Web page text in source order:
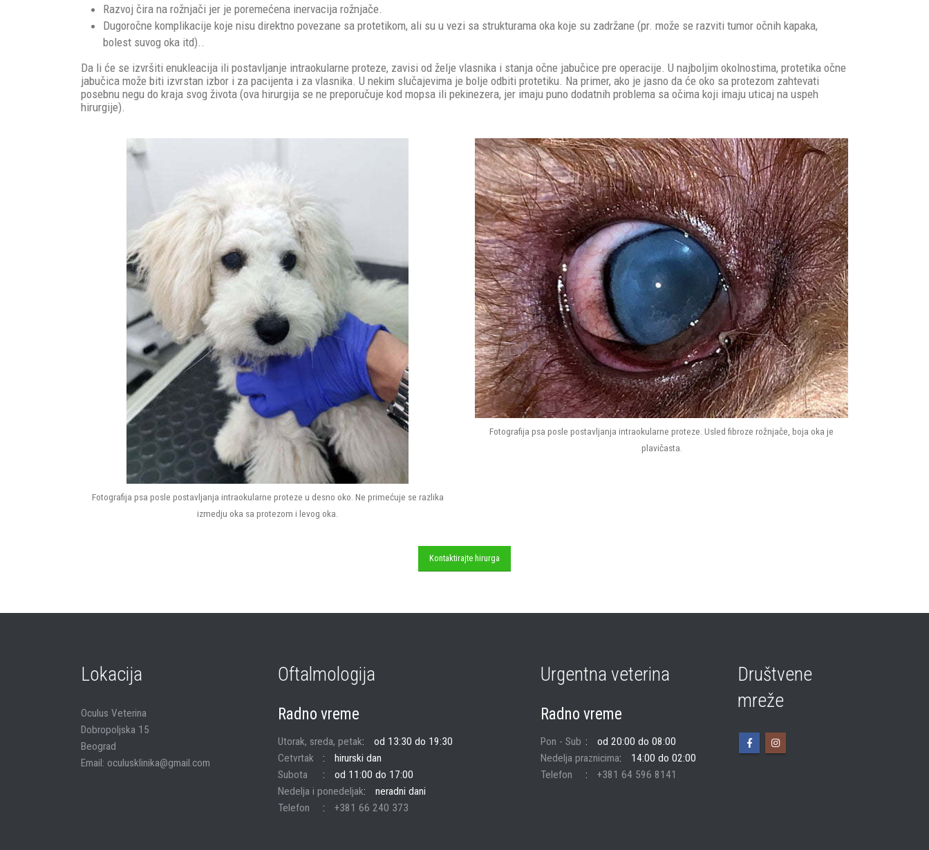
Razvoj čira na rožnjači jer je poremećena inervacija rožnjače.
Dugoročne komplikacije koje nisu direktno povezane sa protetikom, ali su u vezi sa strukturama oka koje su zadržane (pr. može se razviti tumor očnih kapaka,
bolest suvog oka itd)..
Da li će se izvršiti enukleacija ili postavljanje intraokularne proteze, zavisi od želje vlasnika i stanja očne jabučice pre operacije. U najboljim okolnostima, protetika očne
jabučica može biti izvrstan izbor i za pacijenta i za vlasnika. U nekim slučajevima je bolje odbiti protetiku. Na primer, ako je jasno da će oko sa protezom zahtevati
posebnu negu do kraja svog života (ova hirurgija se ne preporučuje kod mopsa ili pekinezera, jer imaju puno dodatnih problema sa očima koji imaju uticaj na uspeh
hirurgije).
Fotografija psa posle postavljanja intraokularne proteze u desno oko. Ne primećuje se razlika
izmedju oka sa protezom i levog oka.
Fotografija psa posle postavljanja intraokularne proteze. Usled fibroze rožnjače, boja oka je
plavičasta.
Kontaktirajte hirurga
Lokacija
Oculus Veterina
Dobropoljska 15
Beograd
Email: oculusklinika@gmail.com
Oftalmologija
Radno vreme
Utorak, sreda, petak
od 13:30 do 19:30
Cetvrtak
hirurski dan
Subota
od 11:00 do 17:00
Nedelja i ponedeljak
neradni dani
Telefon
+381 66 240 373
Urgentna veterina
Radno vreme
Pon - Sub
od 20:00 do 08:00
Nedelja praznicima
14:00 do 02:00
Telefon
+381 64 596 8141
Društvene
mreže